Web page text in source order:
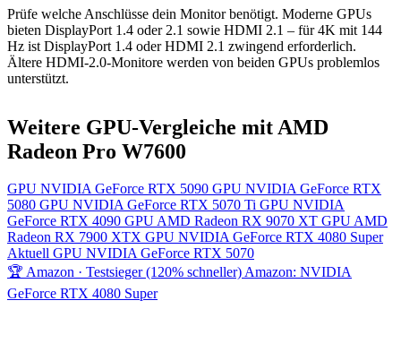
Prüfe welche Anschlüsse dein Monitor benötigt. Moderne GPUs
bieten DisplayPort 1.4 oder 2.1 sowie HDMI 2.1 – für 4K mit 144
Hz ist DisplayPort 1.4 oder HDMI 2.1 zwingend erforderlich.
Ältere HDMI-2.0-Monitore werden von beiden GPUs problemlos
unterstützt.
Weitere GPU-Vergleiche mit AMD
Radeon Pro W7600
GPU NVIDIA GeForce RTX 5090 GPU NVIDIA GeForce RTX
5080 GPU NVIDIA GeForce RTX 5070 Ti GPU NVIDIA
GeForce RTX 4090 GPUAMD Radeon RX 9070 XT GPUAMD
Radeon RX 7900 XTX GPU NVIDIA GeForce RTX 4080 Super
Aktuell GPU NVIDIA GeForce RTX 5070
🏆 Amazon · Testsieger (120% schneller)Amazon: NVIDIA
GeForce RTX 4080 Super